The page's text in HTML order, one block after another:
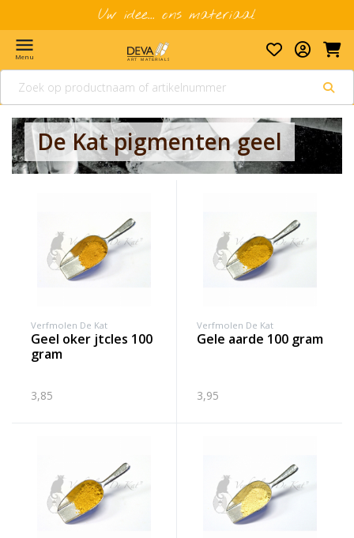
Uw idee... ons materiaal
menu
Menu
De Kat pigmenten geel
Verfmolen De Kat
geel oker jtcles 100
gram
3,85
Verfmolen De Kat
gele aarde 100 gram
3,95